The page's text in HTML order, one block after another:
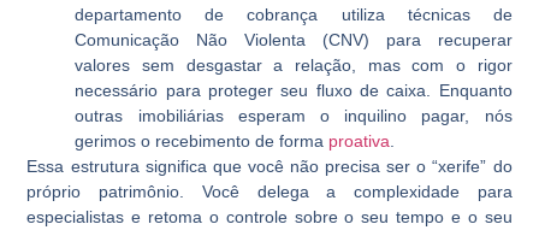
departamento de cobrança utiliza técnicas de
Comunicação Não Violenta (CNV) para recuperar
valores sem desgastar a relação, mas com o rigor
necessário para proteger seu fluxo de caixa. Enquanto
outras imobiliárias esperam o inquilino pagar, nós
gerimos o recebimento de forma proativa
Essa estrutura significa que você não precisa ser o “xerife” do
próprio patrimônio. Você delega a complexidade para
especialistas e retoma o controle sobre o seu tempo e o seu